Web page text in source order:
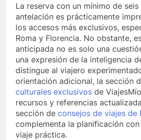
La reserva con un mínimo de seis
antelación es prácticamente
los accesos más exclusivos,
Roma y Florencia. No obstante,
anticipada no es solo una
una expresión de la inteligencia
distingue al viajero
orientación adicional, la sección
culturales exclusivos de
recursos y referencias
sección de consejos de viajes de
complementa la planificación
viaje práctica.